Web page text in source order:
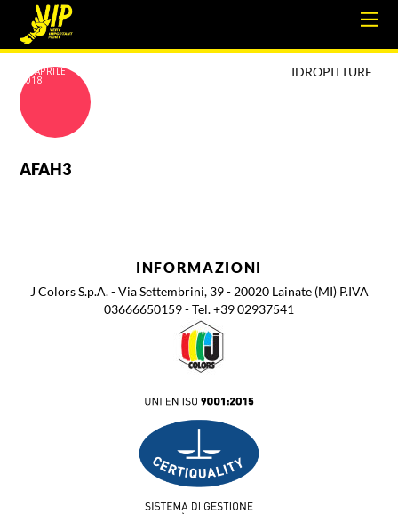
18 APRILE
2018
AFAH3
IDROPITTURE
INFORMAZIONI
J Colors S.p.A. - Via Settembrini, 39 - 20020 Lainate (MI) P.IVA
03666650159 - Tel. +39 02937541